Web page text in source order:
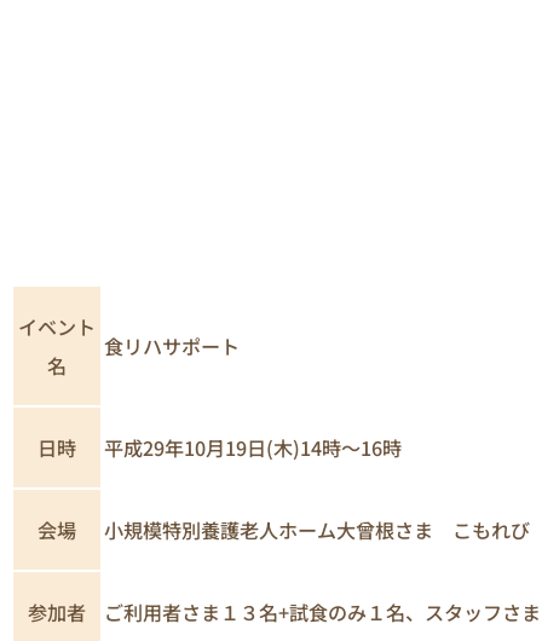
イベント
名
食リハサポート
日時 平成29年10月19日(木)14時～16時
会場 小規模特別養護老人ホーム大曾根さま こもれび
参加者 ご利用者さま１３名+試食のみ１名、スタッフさ